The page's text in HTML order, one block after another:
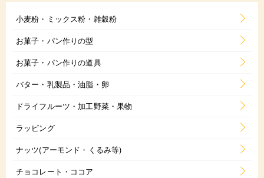
小麦粉・ミックス粉・雑穀粉
お菓子・パン作りの型
お菓子・パン作りの道具
バター・乳製品・油脂・卵
ドライフルーツ・加工野菜・果物
ラッピング
ナッツ(アーモンド・くるみ等)
チョコレート・ココア